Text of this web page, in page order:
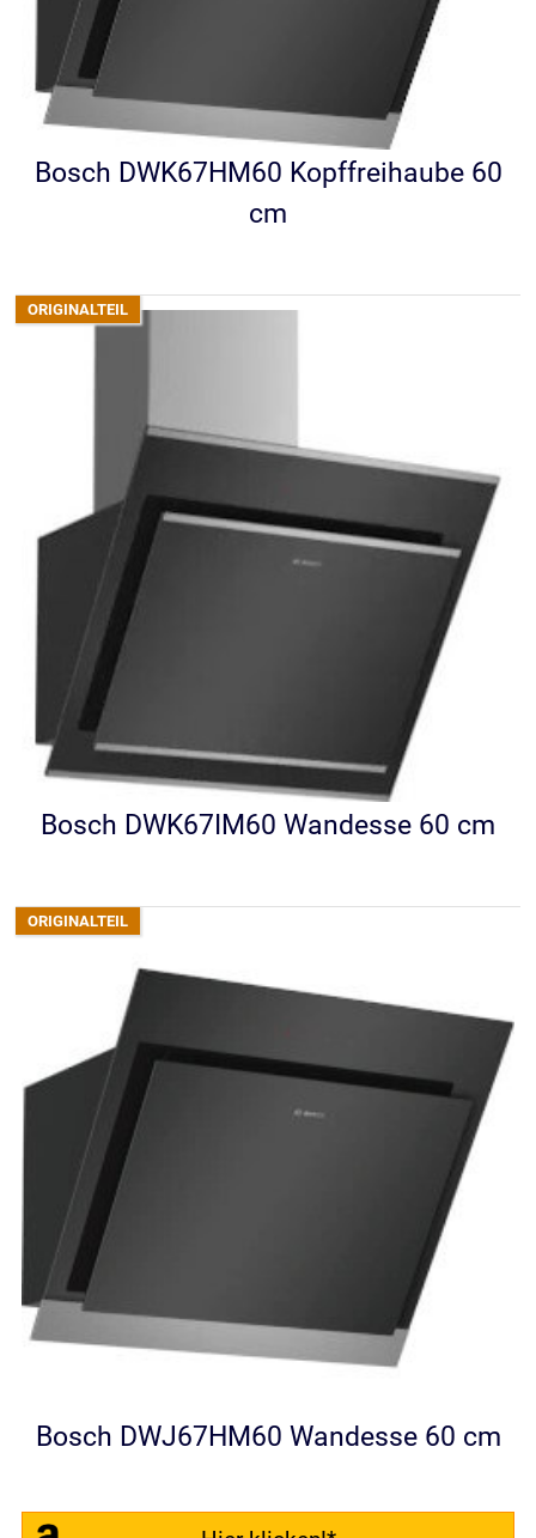
Bosch DWK67HM60 Kopffreihaube 60
cm
Bosch DWK67IM60 Wandesse 60 cm
Bosch DWJ67HM60 Wandesse 60 cm